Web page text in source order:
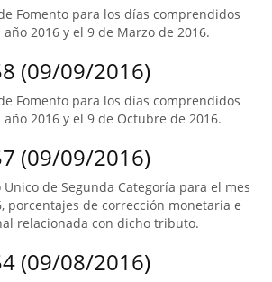
Fomento para los días comprendidos
2016 y el 9 de Marzo de 2016.
(09/09/2016)
Fomento para los días comprendidos
2016 y el 9 de Octubre de 2016.
(09/09/2016)
de Segunda Categoría para el mes
porcentajes de corrección monetaria e
relacionada con dicho tributo.
(09/08/2016)